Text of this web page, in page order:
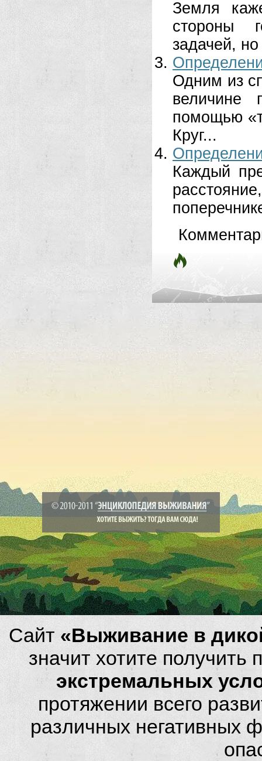
Земля
стороны
задачей,
Одним из
величине
помощью
Круг...
Каждый
Сайт «Выживание в
значит хотите
экстремальных
протяжении всего
различных негативных